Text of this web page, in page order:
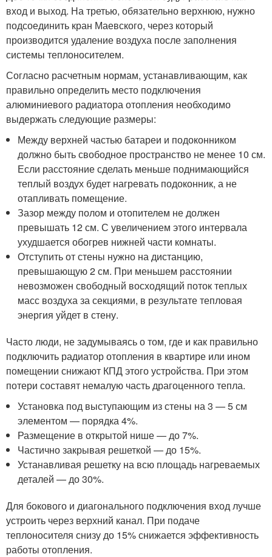
вход и выход. На третью, обязательно верхнюю, нужно
подсоединить кран Маевского, через который
производится удаление воздуха после заполнения
системы теплоносителем.
Согласно расчетным нормам, устанавливающим, как
правильно определить место подключения
алюминиевого радиатора отопления необходимо
выдержать следующие размеры:
Между верхней частью батареи и подоконником
должно быть свободное пространство не менее 10 см.
Если расстояние сделать меньше поднимающийся
теплый воздух будет нагревать подоконник, а не
отапливать помещение.
Зазор между полом и отопителем не должен
превышать 12 см. С увеличением этого интервала
ухудшается обогрев нижней части комнаты.
Отступить от стены нужно на дистанцию,
превышающую 2 см. При меньшем расстоянии
невозможен свободный восходящий поток теплых
масс воздуха за секциями, в результате тепловая
энергия уйдет в стену.
Часто люди, не задумываясь о том, где и как правильно
подключить радиатор отопления в квартире или ином
помещении снижают КПД этого устройства. При этом
потери составят немалую часть драгоценного тепла.
Установка под выступающим из стены на 3 — 5 см
элементом — порядка 4%.
Размещение в открытой нише — до 7%.
Частично закрывая решеткой — до 15%.
Устанавливая решетку на всю площадь нагреваемых
деталей — до 30%.
Для бокового и диагонального подключения вход лучше
устроить через верхний канал. При подаче
теплоносителя снизу до 15% снижается эффективность
работы отопления.